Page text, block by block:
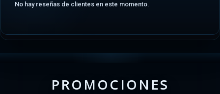
No hay reseñas de clientes en este momento.
PROMOCIONES